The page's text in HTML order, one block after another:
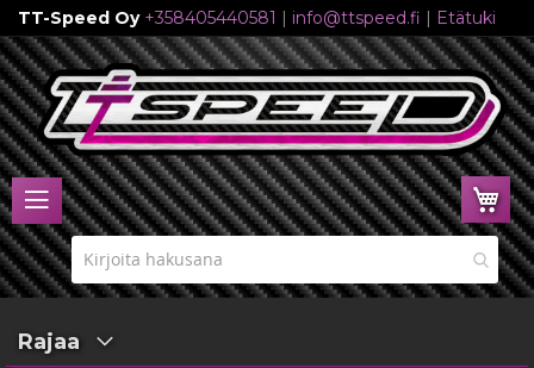
TT-Speed Oy +358405440581 | info@ttspeed.fi | Etätuki
Skip
to
Content
Rajaa